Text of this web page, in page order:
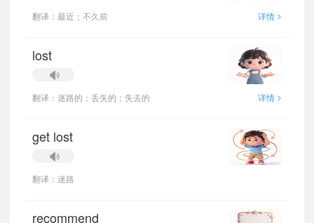
翻译：最近；不久前 详情 >
lost
翻译：迷路的；丢失的；失去的 详情 >
get lost
翻译：迷路
recommend